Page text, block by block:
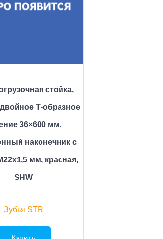
стойка,
Т-образное
36×600 мм,
наконечник с
мм, красная,
SHW
Зубья STR
Купить